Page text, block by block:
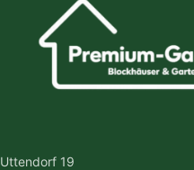
Uttendorf 19